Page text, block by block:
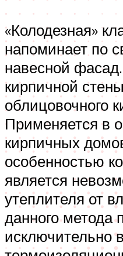
«Колодезная»
напоминает по
навесной
кирпичной
облицовочного
Применяется в
кирпичных
особенностью
является
утеплителя от
данного метода
исключительно